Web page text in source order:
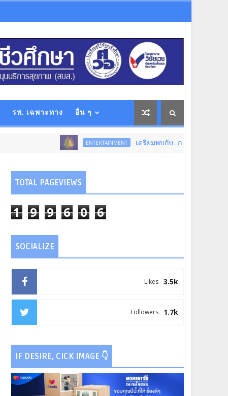
รพ. เฉพาะทาง อื่น ๆ
ENTERTAINMENT เตรียมพบกับ...การแสดงโขนสุดยิ่งใหญ่แ
TOTAL PAGEVIEWS
1 9 9 6 0 6
SOCIALIZE
3.5k
Likes
1.7k
Followers
IF DESIRE, CICK IMAGE 👇